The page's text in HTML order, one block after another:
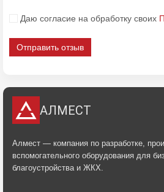
Даю согласие на обработку своих
Отправить отзыв
АЛМЕСТ
Алмест — компания по разработке,
вспомогательного оборудования для
благоустройства и ЖКХ.